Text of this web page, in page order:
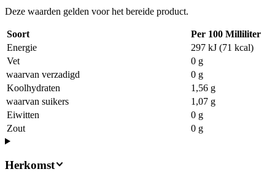
Deze waarden gelden voor het bereide product.
Soort
Per 100 Milliliter
Energie
297 kJ (71 kcal)
Vet
0 g
waarvan verzadigd
0 g
Koolhydraten
1,56 g
waarvan suikers
1,07 g
Eiwitten
0 g
Zout
0 g
Herkomst